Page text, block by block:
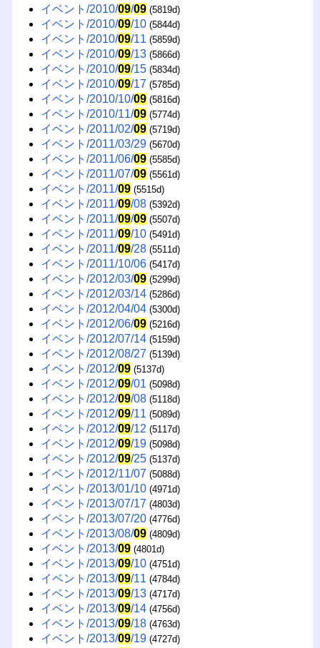
イベント/2010/09/09 (5819d)
イベント/2010/09/10 (5844d)
イベント/2010/09/11 (5859d)
イベント/2010/09/13 (5866d)
イベント/2010/09/15 (5834d)
イベント/2010/09/17 (5785d)
イベント/2010/10/09 (5816d)
イベント/2010/11/09 (5774d)
イベント/2011/02/09 (5719d)
イベント/2011/03/29 (5670d)
イベント/2011/06/09 (5585d)
イベント/2011/07/09 (5561d)
イベント/2011/09 (5515d)
イベント/2011/09/08 (5392d)
イベント/2011/09/09 (5507d)
イベント/2011/09/10 (5491d)
イベント/2011/09/28 (5511d)
イベント/2011/10/06 (5417d)
イベント/2012/03/09 (5299d)
イベント/2012/03/14 (5286d)
イベント/2012/04/04 (5300d)
イベント/2012/06/09 (5216d)
イベント/2012/07/14 (5159d)
イベント/2012/08/27 (5139d)
イベント/2012/09 (5137d)
イベント/2012/09/01 (5098d)
イベント/2012/09/08 (5118d)
イベント/2012/09/11 (5089d)
イベント/2012/09/12 (5117d)
イベント/2012/09/19 (5098d)
イベント/2012/09/25 (5137d)
イベント/2012/11/07 (5088d)
イベント/2013/01/10 (4971d)
イベント/2013/07/17 (4803d)
イベント/2013/07/20 (4776d)
イベント/2013/08/09 (4809d)
イベント/2013/09 (4801d)
イベント/2013/09/10 (4751d)
イベント/2013/09/11 (4784d)
イベント/2013/09/13 (4717d)
イベント/2013/09/14 (4756d)
イベント/2013/09/18 (4763d)
イベント/2013/09/19 (4727d)